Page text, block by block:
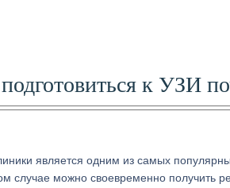
к УЗИ
является одним из самых
случае можно своевременно получить